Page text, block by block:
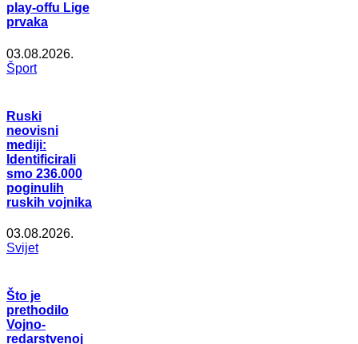
play-offu Lige
prvaka
03.08.2026.
Šport
Ruski
neovisni
mediji:
Identificirali
smo 236.000
poginulih
ruskih vojnika
03.08.2026.
Svijet
Što je
prethodilo
Vojno-
redarstvenoj